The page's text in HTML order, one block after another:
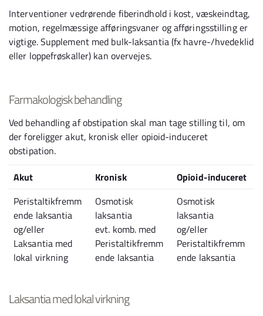
Interventioner vedrørende fiberindhold i kost, væskeindtag,
motion, regelmæssige afføringsvaner og afføringsstilling er
vigtige. Supplement med bulk-laksantia (fx havre-/hvedeklid
eller loppefrøskaller) kan overvejes.
Farmakologisk behandling
Ved behandling af obstipation skal man tage stilling til, om
der foreligger akut, kronisk eller opioid-induceret
obstipation.
Akut
Kronisk
Opioid-induceret
Peristaltikfremm
ende laksantia
og/eller
Laksantia med
lokal virkning
Osmotisk
laksantia
evt. komb. med
Peristaltikfremm
ende laksantia
Osmotisk
laksantia
og/eller
Peristaltikfremm
ende laksantia
Laksantia med lokal virkning